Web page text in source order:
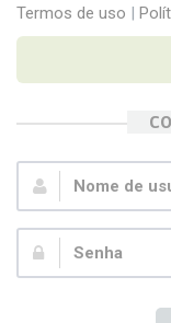
Termos de uso |
Nome
de
usuário:
Senha: